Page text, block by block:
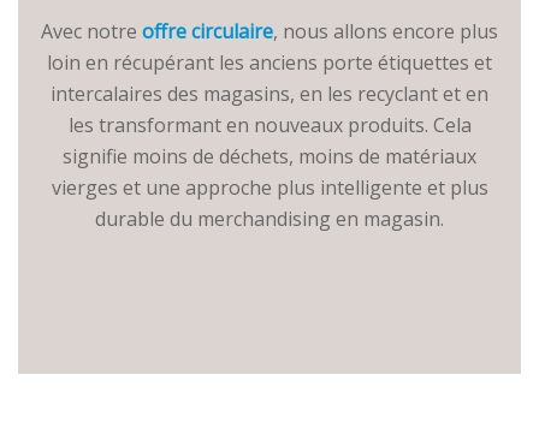
Avec notre offre circulaire, nous allons encore plus
loin en récupérant les anciens porte étiquettes et
intercalaires des magasins, en les recyclant et en
les transformant en nouveaux produits. Cela
signifie moins de déchets, moins de matériaux
vierges et une approche plus intelligente et plus
durable du merchandising en magasin.